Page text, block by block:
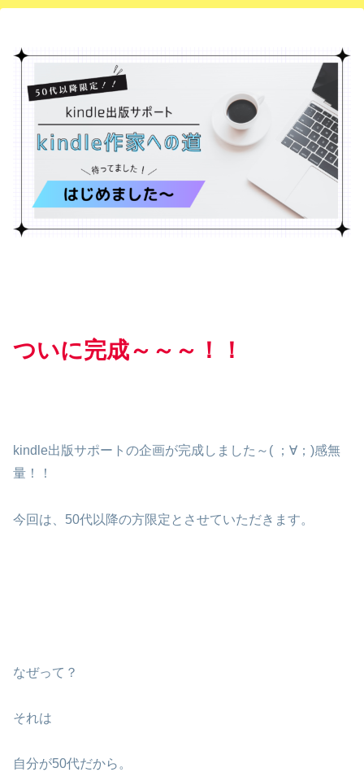
ついに完成～～～！！
kindle出版サポートの企画が完成しました～( ；∀；)感無
量！！
今回は、50代以降の方限定とさせていただきます。
なぜって？
それは
自分が50代だから。